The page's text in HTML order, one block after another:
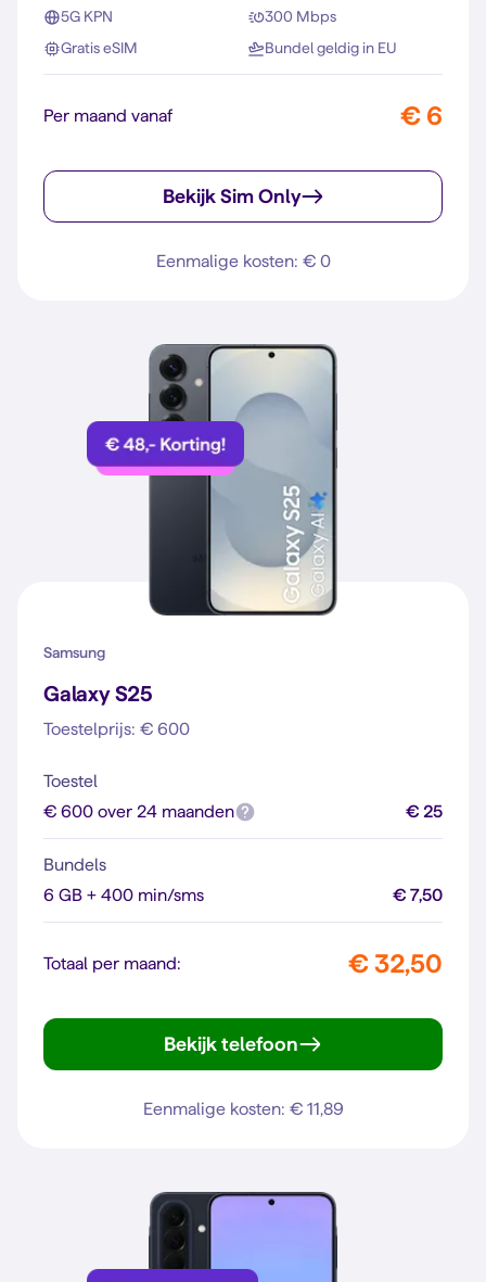
5G KPN
300 Mbps
Gratis eSIM
Bundel geldig in EU
Per maand vanaf € 6
Bekijk Sim Only
Eenmalige kosten: € 0
Samsung
Galaxy S25
Toestelprijs: € 600
Toestel
€ 600 over 24 maanden
€ 25
Bundels
6 GB + 400 min/sms
€ 7,50
Totaal per maand: € 32,50
Bekijk telefoon
Eenmalige kosten: € 11,89